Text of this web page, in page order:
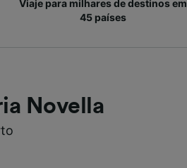
Viaje para milhares de destinos em
45 países
Novella